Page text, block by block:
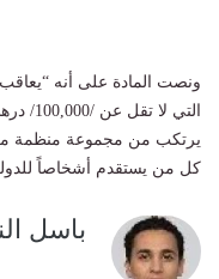
التي
يرتكب من مجموعة منظمة من
كل من يستقدم أشخاصاً
باسل